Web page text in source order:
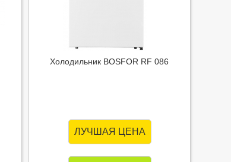
Холодильник BOSFOR RF 086
ЛУЧШАЯ ЦЕНА